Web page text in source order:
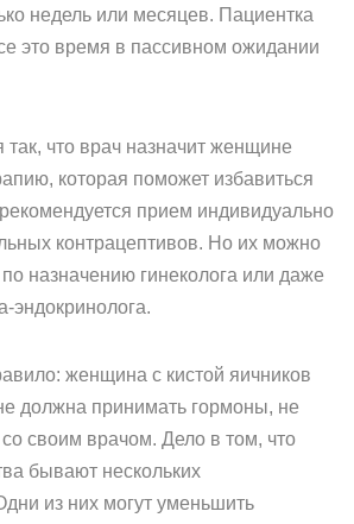
недель или месяцев. Пациентка
это время в пассивном ожидании
так, что врач назначит женщине
которая поможет избавиться
прием индивидуально
контрацептивов. Но их можно
назначению гинеколога или даже
эндокринолога.
женщина с кистой яичников
должна принимать гормоны, не
своим врачом. Дело в том, что
бывают нескольких
из них могут уменьшить